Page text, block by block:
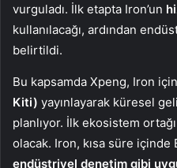
vurguladı. İlk etapta Iron’un
kullanılacağı, ardından
belirtildi.
Bu kapsamda Xpeng, Iron
Kiti) yayınlayarak küresel
planlıyor. İlk ekosistem
olacak. Iron, kısa süre
endüstriyel denetim gibi